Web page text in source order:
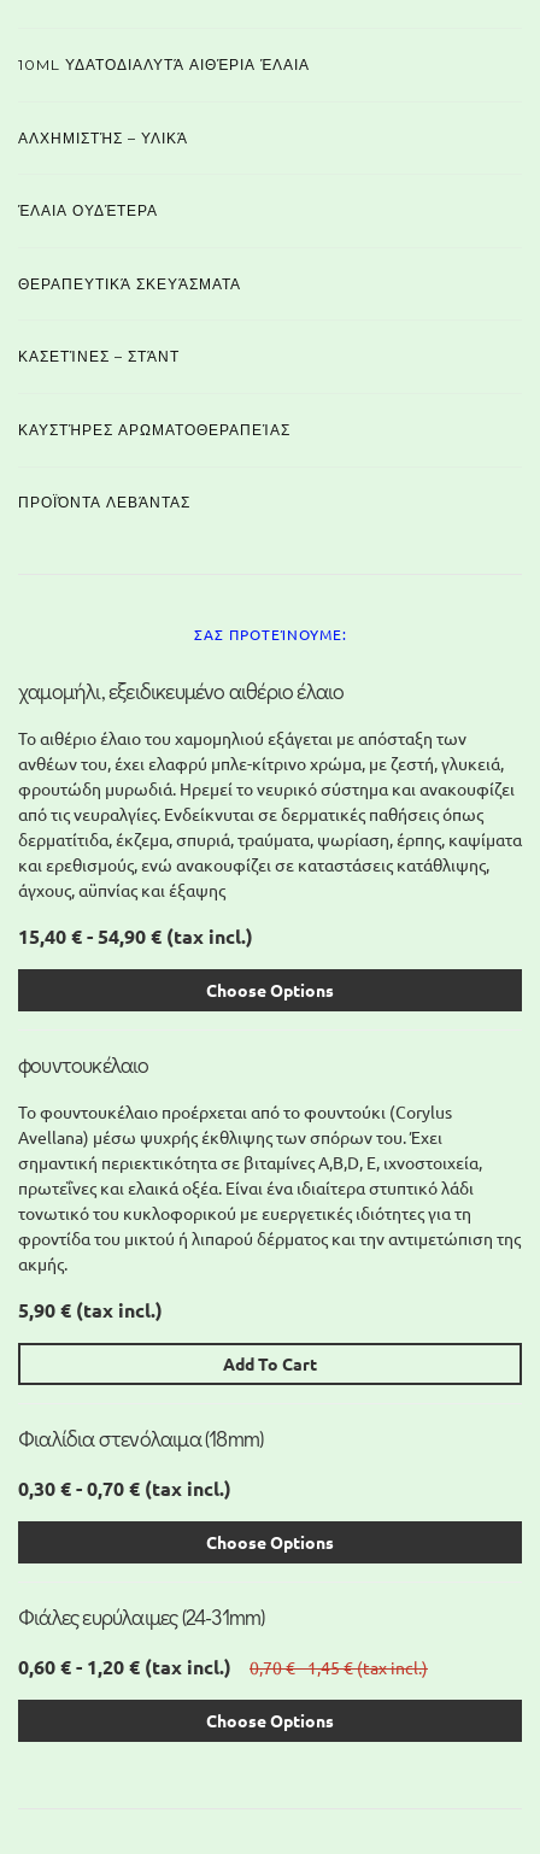
10ML ΥΔΑΤΟΔΙΑΛΥΤΆ ΑΙΘΈΡΙΑ ΈΛΑΙΑ
ΑΛΧΗΜΙΣΤΉΣ – ΥΛΙΚΆ
ΈΛΑΙΑ ΟΥΔΈΤΕΡΑ
ΘΕΡΑΠΕΥΤΙΚΆ ΣΚΕΥΆΣΜΑΤΑ
ΚΑΣΕΤΊΝΕΣ – ΣΤΆΝΤ
ΚΑΥΣΤΉΡΕΣ ΑΡΩΜΑΤΟΘΕΡΑΠΕΊΑΣ
ΠΡΟΪΌΝΤΑ ΛΕΒΆΝΤΑΣ
ΣΑΣ ΠΡΟΤΕΊΝΟΥΜΕ:
χαμομήλι, εξειδικευμένο αιθέριο έλαιο
Το αιθέριο έλαιο του χαμομηλιού εξάγεται με απόσταξη των
ανθέων του, έχει ελαφρύ μπλε-κίτρινο χρώμα, με ζεστή, γλυκειά,
φρουτώδη μυρωδιά. Ηρεμεί το νευρικό σύστημα και ανακουφίζει
από τις νευραλγίες. Ενδείκνυται σε δερματικές παθήσεις όπως
δερματίτιδα, έκζεμα, σπυριά, τραύματα, ψωρίαση, έρπης, καψίματα
και ερεθισμούς, ενώ ανακουφίζει σε καταστάσεις κατάθλιψης,
άγχους, αϋπνίας και έξαψης
15,40 € - 54,90 € (tax incl.)
Choose Options
φουντουκέλαιο
Το φουντουκέλαιο προέρχεται από το φουντούκι (Corylus
Avellana) μέσω ψυχρής έκθλιψης των σπόρων του. Έχει
σημαντική περιεκτικότητα σε βιταμίνες A,Β,D, Ε, ιχνοστοιχεία,
πρωτεΐνες και ελαικά οξέα. Είναι ένα ιδιαίτερα στυπτικό λάδι
τονωτικό του κυκλοφορικού με ευεργετικές ιδιότητες για τη
φροντίδα του μικτού ή λιπαρού δέρματος και την αντιμετώπιση της
ακμής.
5,90 € (tax incl.)
Add To Cart
Φιαλίδια στενόλαιμα (18mm)
0,30 € - 0,70 € (tax incl.)
Choose Options
Φιάλες ευρύλαιμες (24-31mm)
0,60 € - 1,20 € (tax incl.) 0,70 € - 1,45 €(tax incl.)
Choose Options